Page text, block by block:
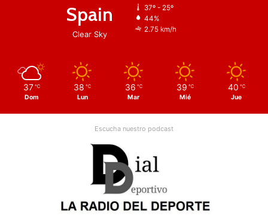
Spain
Clear Sky
37º - 25º
44%
2.75 km/h
37 ℃
Dom
38 ℃
Lun
36 ℃
Mar
39 ℃
Mié
40 ℃
Jue
Escucha nuestro podcast